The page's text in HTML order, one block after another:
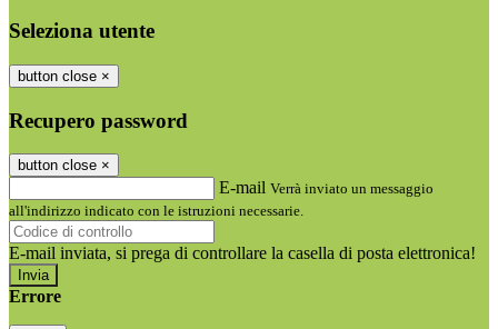
Seleziona utente
button close ×
Recupero password
button close ×
E-mail Verrà inviato un messaggio
all'indirizzo indicato con le istruzioni necessarie.
E-mail inviata, si prega di controllare la casella di posta elettronica!
Errore